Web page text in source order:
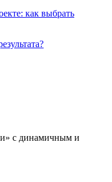
как выбрать
с динамичным и